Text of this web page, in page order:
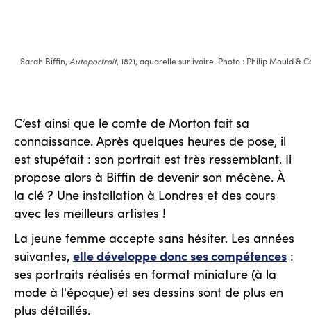
Sarah Biffin, Autoportrait, 1821, aquarelle sur ivoire. Photo : Philip Mould &
C’est ainsi que le comte de Morton fait sa
connaissance. Après quelques heures de pose, il
est stupéfait : son portrait est très ressemblant. Il
propose alors à Biffin de devenir son mécène. À
la clé ? Une installation à Londres et des cours
avec les meilleurs artistes !
La jeune femme accepte sans hésiter. Les années
suivantes, elle développe donc ses compétences :
ses portraits réalisés en format miniature (à la
mode à l'époque) et ses dessins sont de plus en
plus détaillés.